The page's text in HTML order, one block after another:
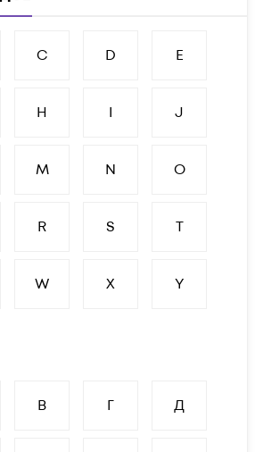
C D E
H I J
M N O
R S T
W X Y
В Г Д